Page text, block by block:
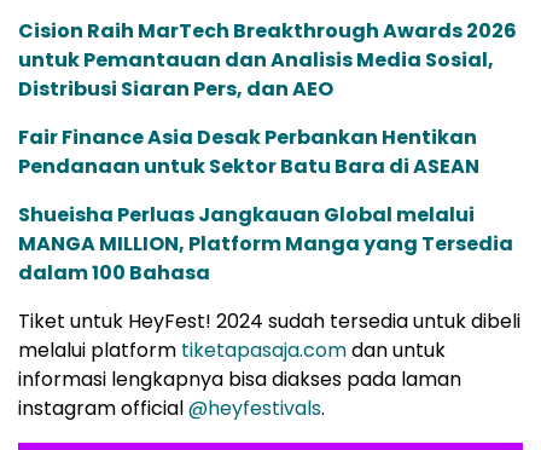
Cision Raih MarTech Breakthrough Awards 2026
untuk Pemantauan dan Analisis Media Sosial,
Distribusi Siaran Pers, dan AEO
Fair Finance Asia Desak Perbankan Hentikan
Pendanaan untuk Sektor Batu Bara di ASEAN
Shueisha Perluas Jangkauan Global melalui
MANGA MILLION, Platform Manga yang Tersedia
dalam 100 Bahasa
Tiket untuk HeyFest! 2024 sudah tersedia untuk dibeli
melalui platform tiketapasaja.comdan untuk
informasi lengkapnya bisa diakses pada laman
instagram official@heyfestivals.